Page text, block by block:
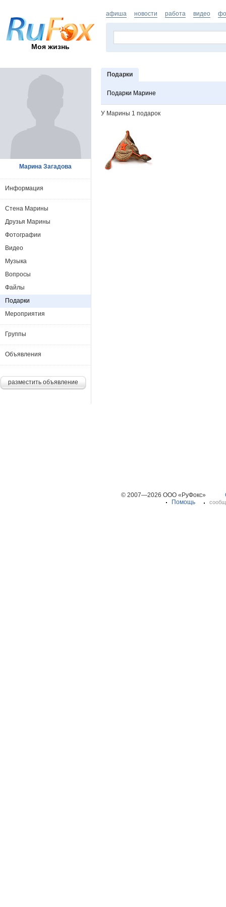
Моя жизнь
афиша новости работа видео
Подарки
Подарки Марине
У Марины 1 подарок
Марина Загадова
Информация
Стена Марины
Друзья Марины
Фотографии
Видео
Музыка
Вопросы
Файлы
Подарки
Мероприятия
Группы
Объявления
разместить объявление
© 2007—2026 ООО «РуФокс»
Помощь